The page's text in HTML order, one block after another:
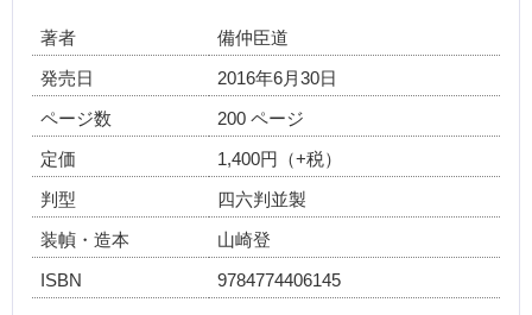
著者 備仲臣道
発売日 2016年6月30日
ページ数 200 ページ
定価 1,400円（+税）
判型 四六判並製
装幀・造本 山崎登
ISBN 9784774406145